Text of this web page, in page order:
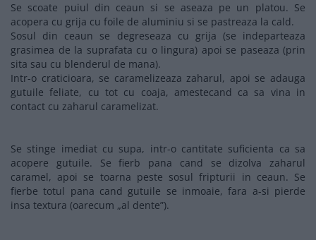
Se scoate puiul din ceaun si se aseaza pe un platou. Se
acopera cu grija cu foile de aluminiu si se pastreaza la cald.
Sosul din ceaun se degreseaza cu grija (se indeparteaza
grasimea de la suprafata cu o lingura) apoi se paseaza (prin
sita sau cu blenderul de mana).
Intr-o craticioara, se caramelizeaza zaharul, apoi se adauga
gutuile feliate, cu tot cu coaja, amestecand ca sa vina in
contact cu zaharul caramelizat.
Se stinge imediat cu supa, intr-o cantitate suficienta ca sa
acopere gutuile. Se fierb pana cand se dizolva zaharul
caramel, apoi se toarna peste sosul fripturii in ceaun. Se
fierbe totul pana cand gutuile se inmoaie, fara a-si pierde
insa textura (oarecum „al dente”).